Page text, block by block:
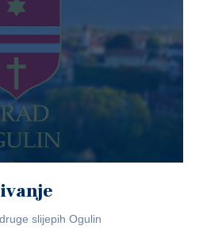
slijepih Ogulin